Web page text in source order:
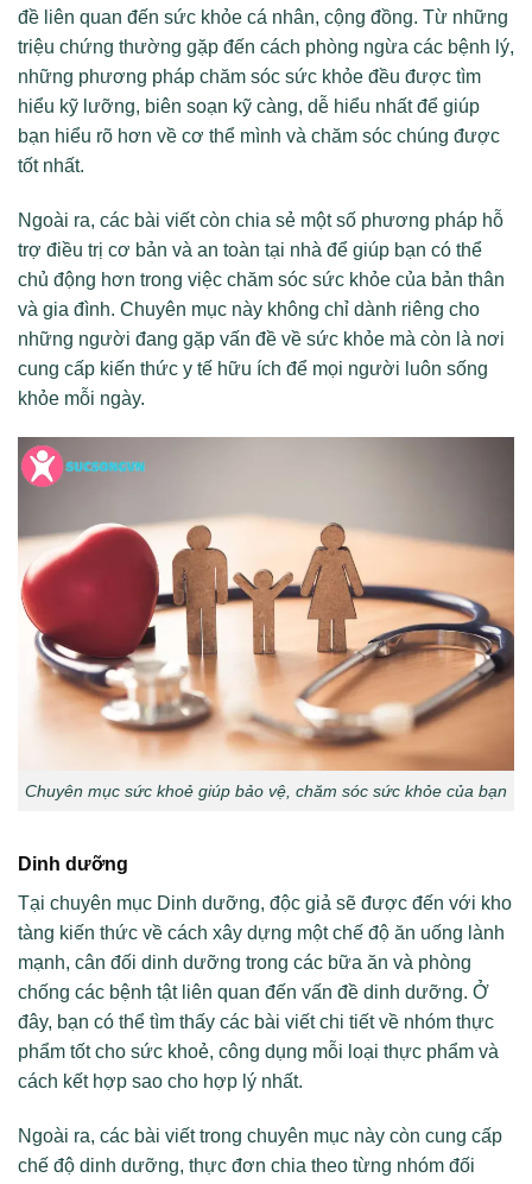
đề liên quan đến sức khỏe cá nhân, cộng đồng. Từ những
triệu chứng thường gặp đến cách phòng ngừa các bệnh lý,
những phương pháp chăm sóc sức khỏe đều được tìm
hiểu kỹ lưỡng, biên soạn kỹ càng, dễ hiểu nhất để giúp
bạn hiểu rõ hơn về cơ thể mình và chăm sóc chúng được
tốt nhất.
Ngoài ra, các bài viết còn chia sẻ một số phương pháp hỗ
trợ điều trị cơ bản và an toàn tại nhà để giúp bạn có thể
chủ động hơn trong việc chăm sóc sức khỏe của bản thân
và gia đình. Chuyên mục này không chỉ dành riêng cho
những người đang gặp vấn đề về sức khỏe mà còn là nơi
cung cấp kiến thức y tế hữu ích để mọi người luôn sống
khỏe mỗi ngày.
Chuyên mục sức khoẻ giúp bảo vệ, chăm sóc sức khỏe của bạn
Dinh dưỡng
Tại chuyên mục Dinh dưỡng, độc giả sẽ được đến với kho
tàng kiến thức về cách xây dựng một chế độ ăn uống lành
mạnh, cân đối dinh dưỡng trong các bữa ăn và phòng
chống các bệnh tật liên quan đến vấn đề dinh dưỡng. Ở
đây, bạn có thể tìm thấy các bài viết chi tiết về nhóm thực
phẩm tốt cho sức khoẻ, công dụng mỗi loại thực phẩm và
cách kết hợp sao cho hợp lý nhất.
Ngoài ra, các bài viết trong chuyên mục này còn cung cấp
chế độ dinh dưỡng, thực đơn chia theo từng nhóm đối